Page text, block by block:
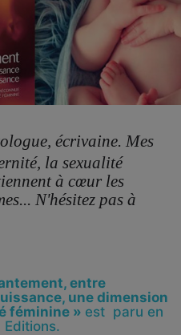
écrivaine. Mes
la sexualité
à cœur les
N'hésitez pas à
entre
une dimension
féminine » est paru en